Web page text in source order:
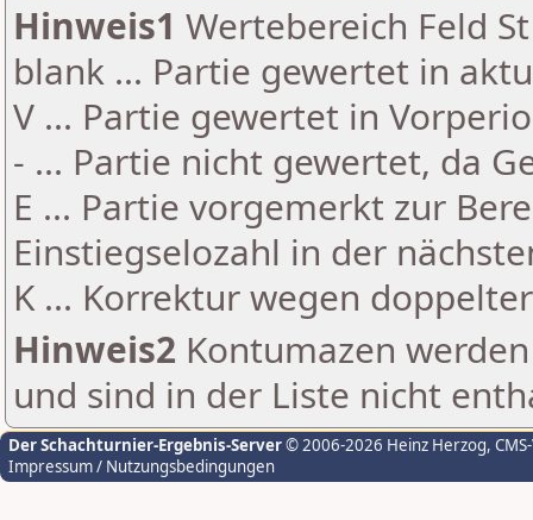
Hinweis1 Wertebereich Feld
blank ... Partie gewertet in
V ... Partie gewertet in
- ... Partie nicht gewertet, da
E ... Partie vorgemerkt zur
Einstiegselozahl in der
K ... Korrektur wegen
Hinweis2 Kontumazen
und sind in der Liste nicht
Der Schachturnier-Ergebnis-Server© 2006-2026 Heinz Herzog,
Impressum / Nutzungsbedingungen